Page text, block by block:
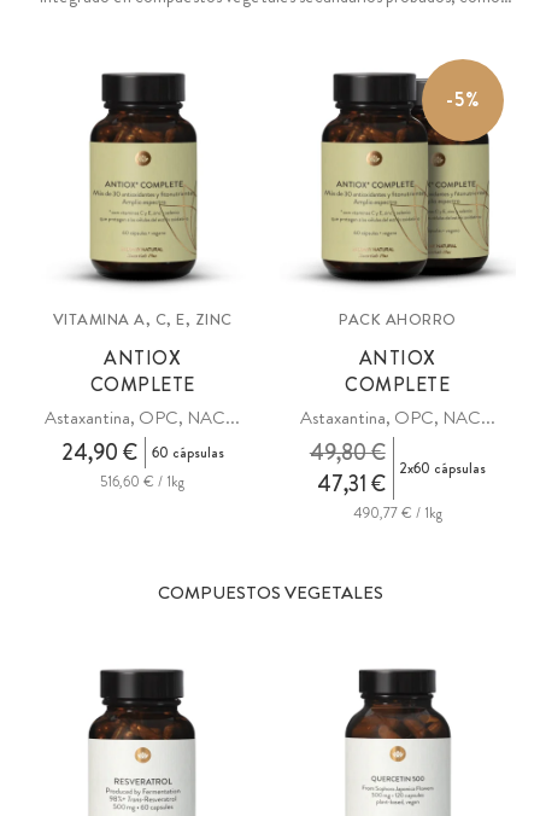
SOD. Mezcla funcional de primera calidad con nutrientes
seleccionados específicamente para favorecer un nivel normal de
azúcar en sangre (beta-glucanos, cromo), integrados en un espectro
incomparable de valiosos compuestos vegetales.
VITAMINA A, C, E, ZINC
ANTIOX
COMPLETE
Astaxantina, OPC, NAC...
24,90 €
60 cápsulas
516,60 € / 1kg
-5%
PACK AHORRO
ANTIOX
COMPLETE
Astaxantina, OPC, NAC...
47,31 €
49,80 € 2x60 cápsulas
490,77 € / 1kg
COMPUESTOS VEGETALES